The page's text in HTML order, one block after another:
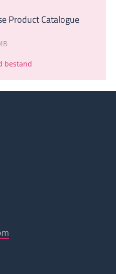
Product Catalogue
bestand